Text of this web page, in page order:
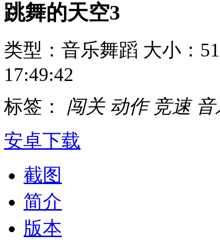
跳舞的天空3
类型：音乐舞蹈 大小：
17:49:42
标签： 闯关 动作 竞速
安卓下载
截图
简介
版本